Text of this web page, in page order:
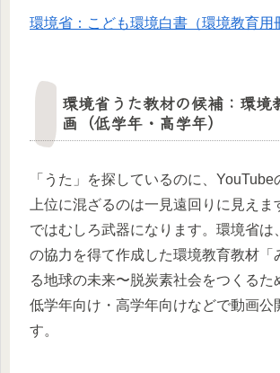
環境省：こども環境白書（環境教育用
環境省うた教材の候補：環境
画（低学年・高学年）
「うた」を探しているのに、YouTube
上位に混ざるのは一見遠回りに見えま
ではむしろ武器になります。環境省は
の協力を得て作成した環境教育教材「
る地球の未来〜脱炭素社会をつくるた
低学年向け・高学年向けなどで動画公
す。